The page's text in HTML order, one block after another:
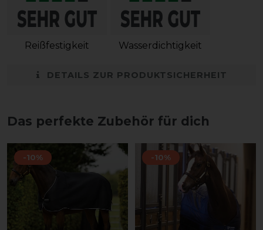
Reißfestigkeit Wasserdichtigkeit
DETAILS ZUR PRODUKTSICHERHEIT
Das perfekte Zubehör für dich
-10% -10%